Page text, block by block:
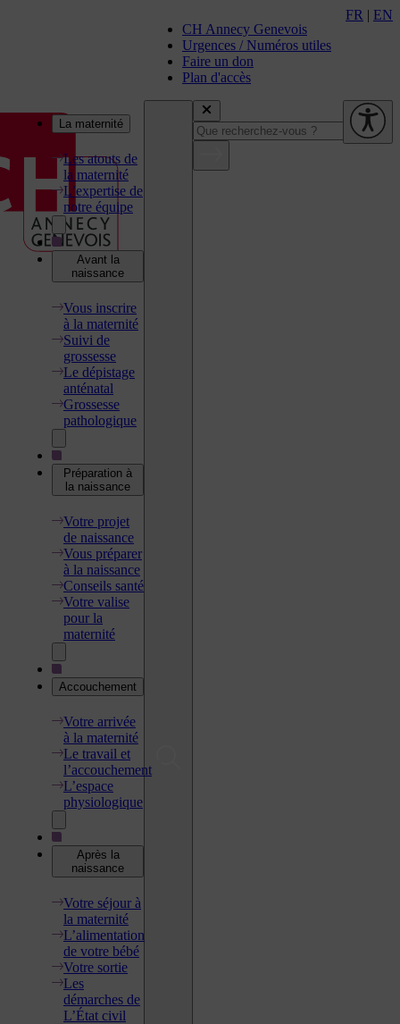
CH Annecy Genevois
Urgences / Numéros utiles
Faire un don
Plan d'accès
FR | EN
La maternité
Les atouts de
la maternité
L’expertise de
notre équipe
Avant la
naissance
Vous inscrire
à la maternité
Suivi de
grossesse
Le dépistage
anténatal
Grossesse
pathologique
Préparation à
la naissance
Votre projet
de naissance
Vous préparer
à la naissance
Conseils santé
Votre valise
pour la
maternité
Accouchement
Votre arrivée
à la maternité
Le travail et
l’accouchement
L’espace
physiologique
Après la
naissance
Votre séjour à
la maternité
L’alimentation
de votre bébé
Votre sortie
Les
démarches de
L’État civil